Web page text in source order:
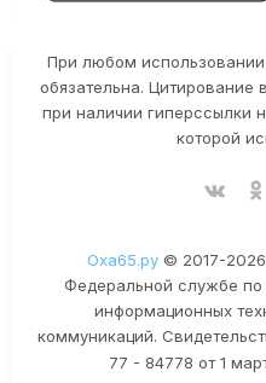
При любом
обязательна. Цитирование
при наличии гиперссылки
которой
Оха65.ру© 2017-2026
Федеральной службе по
информационных
коммуникаций.
77 - 84778 от 1